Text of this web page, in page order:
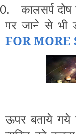
कालसर्प
पर जाने से भी
FOR
ऊपर बताये गये